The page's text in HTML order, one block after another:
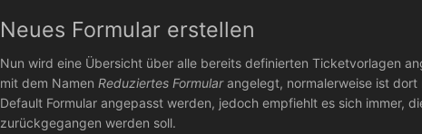
Neues Formular erstellen
Nun wird eine Übersicht über alle bereits definierten Ticketvorlagen
mit dem Namen Reduziertes Formularangelegt, normalerweise ist dort
Default Formular angepasst werden, jedoch empfiehlt es sich immer,
zurückgegangen werden soll.